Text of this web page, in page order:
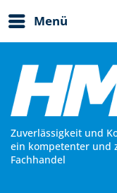
Menü
Zuverlässigkeit und
ein kompetenter und
Fachhandel